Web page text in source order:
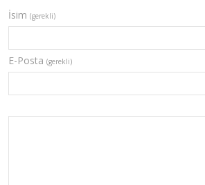
İsim (gerekli)
E-Posta (gerekli)